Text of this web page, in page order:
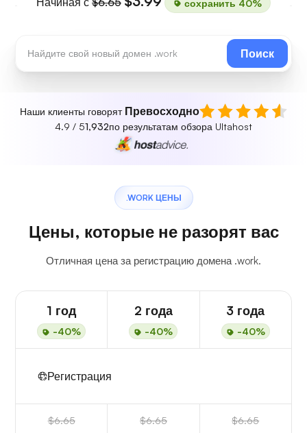
сохранить 40%
Поиск
Наши клиенты говорят Превосходно
4.9 / 51,932по результатам обзора Ultahost
.WORK ЦЕНЫ
Цены, которые не разорят вас
Отличная цена за регистрацию домена .work.
1 год
-40%
2 года
-40%
3 года
-40%
Регистрация
$6.65 $6.65 $6.65